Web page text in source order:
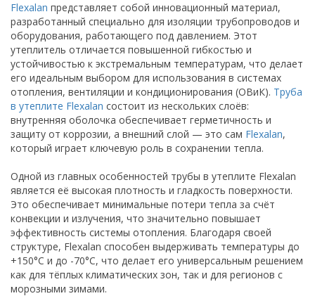
Flexalan представляет собой инновационный материал,
разработанный специально для изоляции трубопроводов и
оборудования, работающего под давлением. Этот
утеплитель отличается повышенной гибкостью и
устойчивостью к экстремальным температурам, что делает
его идеальным выбором для использования в системах
отопления, вентиляции и кондиционирования (ОВиК). Труба
в утеплите Flexalan состоит из нескольких слоёв:
внутренняя оболочка обеспечивает герметичность и
защиту от коррозии, а внешний слой — это сам Flexalan,
который играет ключевую роль в сохранении тепла.
Одной из главных особенностей трубы в утеплите Flexalan
является её высокая плотность и гладкость поверхности.
Это обеспечивает минимальные потери тепла за счёт
конвекции и излучения, что значительно повышает
эффективность системы отопления. Благодаря своей
структуре, Flexalan способен выдерживать температуры до
+150°C и до -70°C, что делает его универсальным решением
как для тёплых климатических зон, так и для регионов с
морозными зимами.